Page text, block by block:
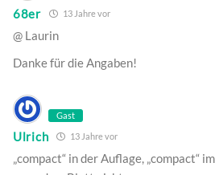
68er 13 Jahre vor
@ Laurin
Danke für die Angaben!
Gast
Ulrich 13 Jahre vor
„compact“ in der Auflage, „compact“